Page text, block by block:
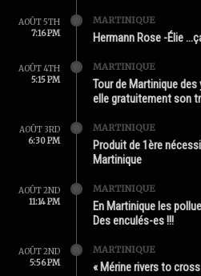
AOÛT 5TH
7:16 PM
MARTINIQUE
Hermann Rose -Élie
AOÛT 4TH
5:15 PM
MARTINIQUE
Tour de Martinique
elle gratuitement son
AOÛT 3RD
6:30 PM
MARTINIQUE
Produit de 1ère
Martinique
AOÛT 2ND
11:14 PM
MARTINIQUE
En Martinique les
Des enculés-es !!!
AOÛT 2ND
5:56 PM
MARTINIQUE
« Mérine rivers to